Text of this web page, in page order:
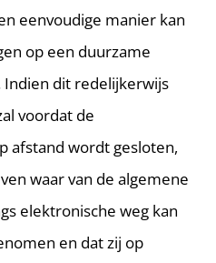
eenvoudige manier kan
op een duurzame
Indien dit redelijkerwijs
voordat de
afstand wordt gesloten,
waar van de algemene
elektronische weg kan
en dat zij op